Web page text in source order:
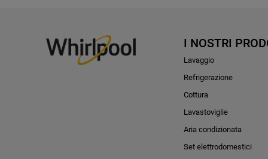
I NOSTRI
Lavaggio
Refrigerazione
Cottura
Lavastoviglie
Aria condizionata
Set elettrodomestici